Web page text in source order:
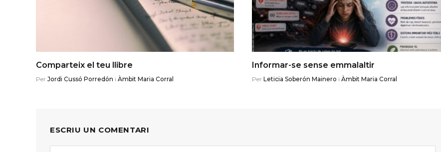
Comparteix el teu llibre
Per Jordi Cussó Porredón i Àmbit Maria Corral
Informar-se sense emmalaltir
Per Leticia Soberón Mainero i Àmbit Maria Corral
ESCRIU UN COMENTARI